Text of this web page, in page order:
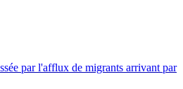
par l'afflux de migrants arrivant par